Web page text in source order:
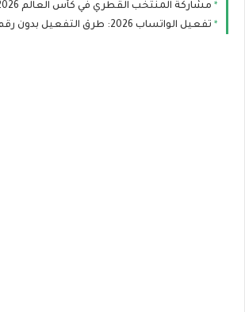
مشاركة المنتخب القطري في كأس العالم 2026: جدول المباريات وفرص العنابي في التأهل
تفعيل الواتساب 2026: طرق التفعيل بدون رقم وحماية حسابك من الاختراق